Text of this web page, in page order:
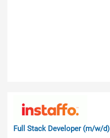
Full Stack Developer (m/w/d)